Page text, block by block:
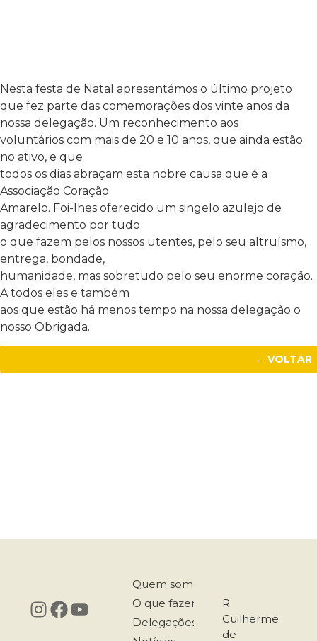
Nesta festa de Natal apresentámos o último projeto
que fez parte das comemorações dos vinte anos da
nossa delegação. Um reconhecimento aos
voluntários com mais de 20 e 10 anos, que ainda estão
no ativo, e que
todos os dias abraçam esta nobre causa que é a
Associação Coração
Amarelo. Foi-lhes oferecido um singelo azulejo de
agradecimento por tudo
o que fazem pelos nossos utentes, pelo seu altruísmo,
entrega, bondade,
humanidade, mas sobretudo pelo seu enorme coração.
A todos eles e também
aos que estão há menos tempo na nossa delegação o
nosso Obrigada.
← VOLTAR
Quem somos
O que fazemos
Delegações
R.
Guilherme
de